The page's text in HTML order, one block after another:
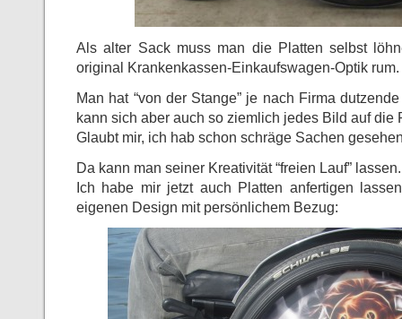
Als alter Sack muss man die Platten selbst
original Krankenkassen-Einkaufswagen-Optik rum.
Man hat “von der Stange” je nach Firma
kann sich aber auch so ziemlich jedes Bild auf die
Glaubt mir, ich hab schon schräge Sachen
Da kann man seiner Kreativität “freien Lauf” lassen.
Ich habe mir jetzt auch Platten anfertigen
eigenen Design mit persönlichem Bezug: